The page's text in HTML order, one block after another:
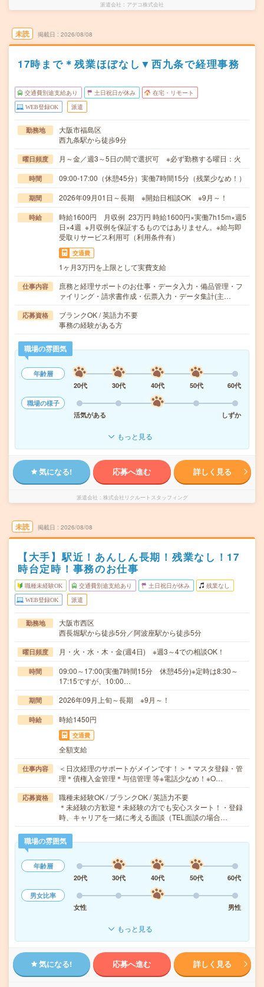
派遣会社 アデコ株式会社
未読 掲載日 2026/08/08
17時まで＊残業ほぼなし▼西九条で経理事務
交通費別途支給あり 土日祝日が休み 在宅・リモート
WEB登録OK 派遣
勤務地
大阪市福島区
西九条駅から徒歩9分
曜日頻度 月～金／週3～5日の間で選択可 ※必ず勤務する曜日：火
時間 09:00-17:00（休憩45分）実働7時間15分（残業少なめ！）
期間 2026年09月01日～長期 ※開始日相談OK ※9月～！
時給
時給1600円 月収例 23万円 時給1600円×実働7h15m×週5
日×4週 ※月収例を保証するものではありません。※給与即
受取りサービス利用可（利用条件有）
交通費
1ヶ月3万円を上限として実費支給
仕事内容
庶務と経理サポートのお仕事・データ入力・備品管理・フ
ァイリング・請求書作成・伝票入力・データ集計(主…
応募資格
ブランクOK / 英語力不要
事務の経験がある方
職場の雰囲気
年齢層
20代
30代 40代 50代
60代
職場の様子
活気がある
しずか
もっと見る
気になる! 応募へ進む 詳しく見る
派遣会社 株式会社リクルートスタッフィング
未読 掲載日 2026/08/08
【大手】駅近！あんしん長期！残業なし！17
時台定時！事務のお仕事
職種未経験OK 交通費別途支給あり 土日祝日が休み 残業なし
WEB登録OK 派遣
勤務地
大阪市西区
西長堀駅から徒歩5分／阿波座駅から徒歩5分
曜日頻度 月・火・水・木・金(週4日) ※週3～4での相談OK！
時間
09:00～17:00(実働7時間15分 休憩45分)※定時は8:30～
17:15ですが、10:00…
期間 2026年09月上旬～長期 ※9月～！
時給 時給1450円
交通費
全額支給
仕事内容
＜日次経理のサポートがメインです！＞＊マスタ登録・管
理＊債権入金管理＊与信管理 等※電話少なめ！※O…
応募資格
職種未経験OK / ブランクOK / 英語力不要
＊未経験の方歓迎＊未経験の方でも安心スタート！・登録
時、キャリアを一緒に考える面談（TEL面談の場合…
職場の雰囲気
年齢層
20代
30代 40代 50代
60代
男女比率
女性
男性
もっと見る
気になる! 応募へ進む 詳しく見る